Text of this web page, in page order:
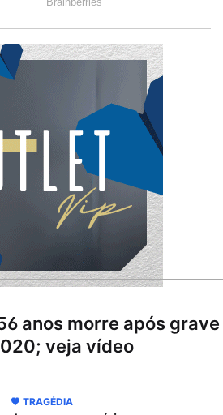
anos morre após grave
veja vídeo
🖤 TRAGÉDIA